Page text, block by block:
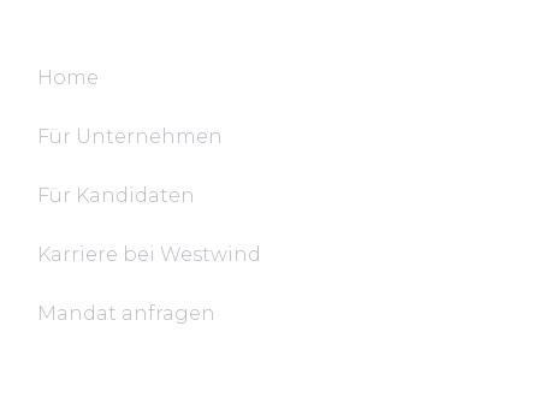
Home
Für Unternehmen
Für Kandidaten
Karriere bei Westwind
Mandat anfragen